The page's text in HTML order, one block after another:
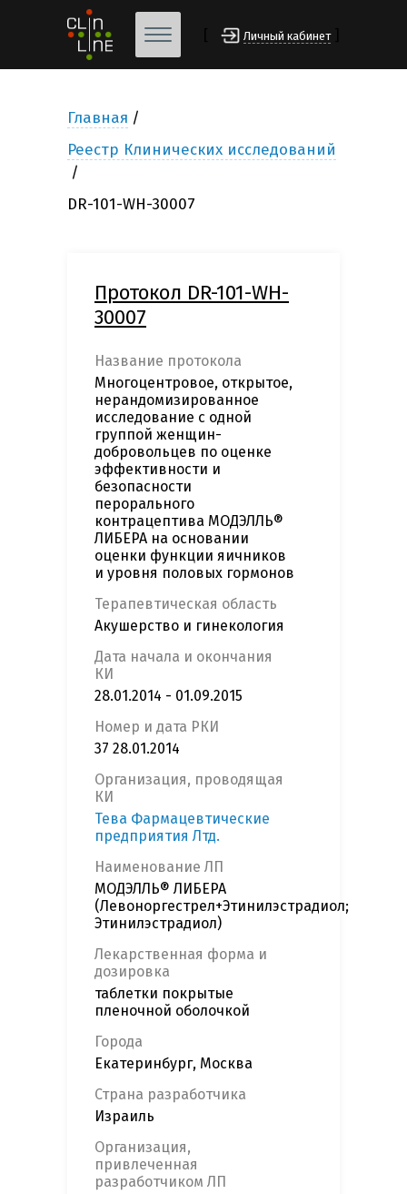
Личный кабинет
Главная
Реестр Клинических исследований
DR-101-WH-30007
Протокол DR-101-WH-
30007
Название протокола
Многоцентровое, открытое,
нерандомизированное
исследование с одной
группой женщин-
добровольцев по оценке
эффективности и
безопасности
перорального
контрацептива МОДЭЛЛЬ®
ЛИБЕРА на основании
оценки функции яичников
и уровня половых гормонов
Терапевтическая область
Акушерство и гинекология
Дата начала и окончания
КИ
28.01.2014 - 01.09.2015
Номер и дата РКИ
37 28.01.2014
Организация, проводящая
КИ
Тева Фармацевтические
предприятия Лтд.
Наименование ЛП
МОДЭЛЛЬ® ЛИБЕРА
(Левоноргестрел+Этинилэстрадиол;
Этинилэстрадиол)
Лекарственная форма и
дозировка
таблетки покрытые
пленочной оболочкой
Города
Екатеринбург, Москва
Страна разработчика
Израиль
Организация,
привлеченная
разработчиком ЛП